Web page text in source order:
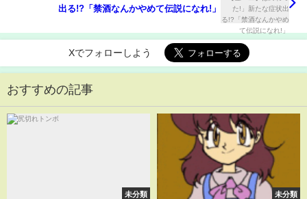
出る!?「禁酒なんかやめて伝説になれ!」
Xでフォローしよう
おすすめの記事
未分類 未分類